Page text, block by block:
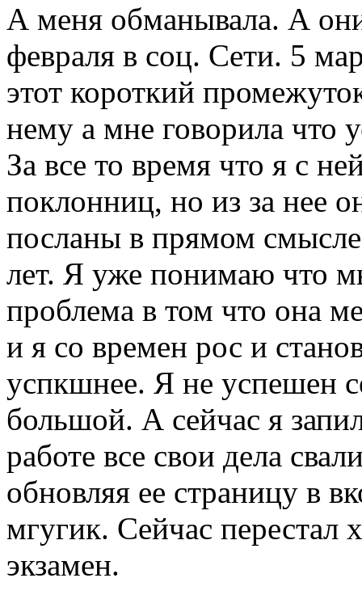
А меня обманывала. А
февраля в соц. Сети. 5
этот короткий
нему а мне говорила что
За все то время что я с
поклонниц, но из за нее
посланы в прямом
лет. Я уже понимаю что
проблема в том что она
и я со времен рос и
успкшнее. Я не успешен
большой. А сейчас я
работе все свои дела
обновляя ее страницу в
мгугик. Сейчас перестал
экзамен.